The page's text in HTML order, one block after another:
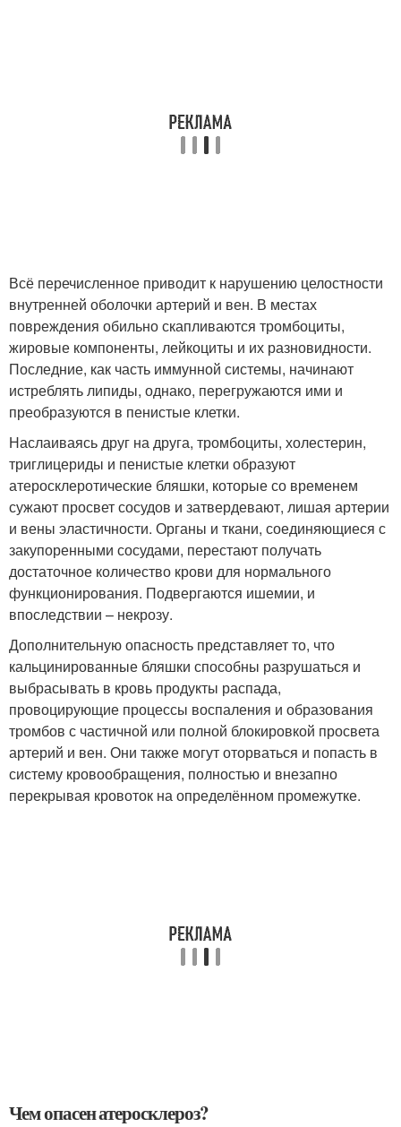
Всё перечисленное приводит к нарушению целостности
внутренней оболочки артерий и вен. В местах
повреждения обильно скапливаются тромбоциты,
жировые компоненты, лейкоциты и их разновидности.
Последние, как часть иммунной системы, начинают
истреблять липиды, однако, перегружаются ими и
преобразуются в пенистые клетки.
Наслаиваясь друг на друга, тромбоциты, холестерин,
триглицериды и пенистые клетки образуют
атеросклеротические бляшки, которые со временем
сужают просвет сосудов и затвердевают, лишая артерии
и вены эластичности. Органы и ткани, соединяющиеся с
закупоренными сосудами, перестают получать
достаточное количество крови для нормального
функционирования. Подвергаются ишемии, и
впоследствии – некрозу.
Дополнительную опасность представляет то, что
кальцинированные бляшки способны разрушаться и
выбрасывать в кровь продукты распада,
провоцирующие процессы воспаления и образования
тромбов с частичной или полной блокировкой просвета
артерий и вен. Они также могут оторваться и попасть в
систему кровообращения, полностью и внезапно
перекрывая кровоток на определённом промежутке.
Чем опасен атеросклероз?